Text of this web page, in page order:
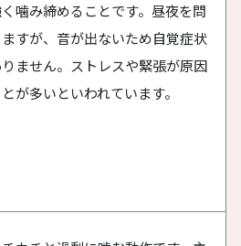
く噛み締めることです。昼夜を問
すが、音が出ないため自覚症状
ません。ストレスや緊張が原因
が多いといわれています。